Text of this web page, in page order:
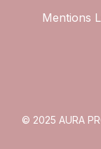
Mentions
© 2025AURA